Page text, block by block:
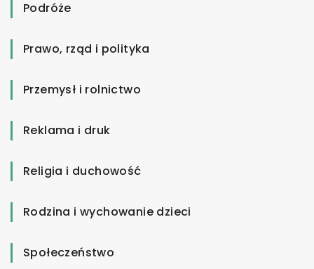
Podróże
Prawo, rząd i polityka
Przemysł i rolnictwo
Reklama i druk
Religia i duchowość
Rodzina i wychowanie dzieci
Społeczeństwo